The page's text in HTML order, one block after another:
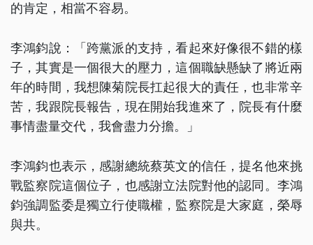
的肯定，相當不容易。
李鴻鈞說：「跨黨派的支持，看起來好像很不錯的樣
子，其實是一個很大的壓力，這個職缺懸缺了將近兩
年的時間，我想陳菊院長扛起很大的責任，也非常辛
苦，我跟院長報告，現在開始我進來了，院長有什麼
事情盡量交代，我會盡力分擔。」
李鴻鈞也表示，感謝總統蔡英文的信任，提名他來挑
戰監察院這個位子，也感謝立法院對他的認同。李鴻
鈞強調監委是獨立行使職權，監察院是大家庭，榮辱
與共。